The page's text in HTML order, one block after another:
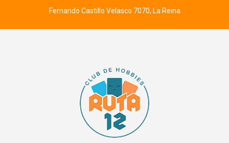
Fernando Castillo Velasco 7070, La Reina